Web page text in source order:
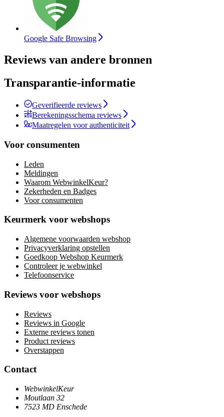
Google Safe Browsing
Reviews van andere bronnen
Transparantie-informatie
Geverifieerde reviews
Berekeningsschema reviews
Maatregelen voor authenticiteit
Voor consumenten
Leden
Meldingen
Waarom WebwinkelKeur?
Zekerheden en Badges
Voor consumenten
Keurmerk voor webshops
Algemene voorwaarden webshop
Privacyverklaring opstellen
Goedkoop Webshop Keurmerk
Controleer je webwinkel
Telefoonservice
Reviews voor webshops
Reviews
Reviews in Google
Externe reviews tonen
Product reviews
Overstappen
Contact
WebwinkelKeur
Moutlaan 32
7523 MD Enschede